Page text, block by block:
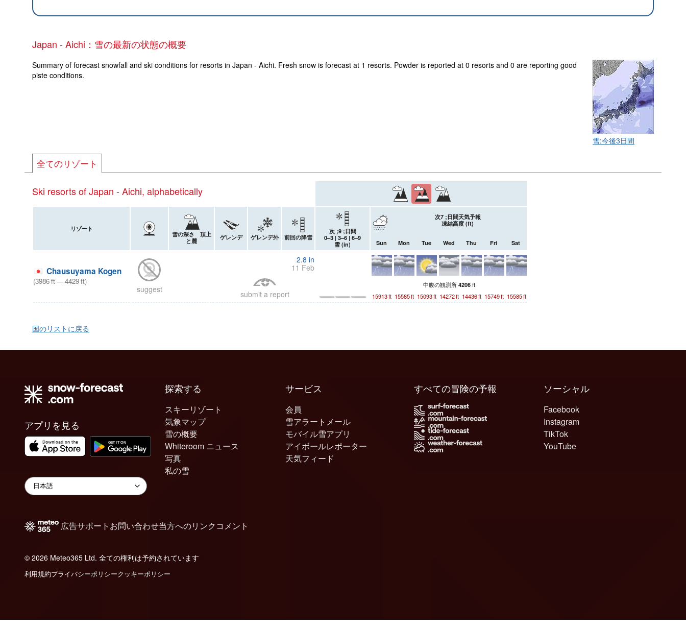
Japan - Aichi：雪の最新の状態の概要
雪:今後3日間
Summary of forecast snowfall and ski conditions for resorts in Japan - Aichi. Fresh snow is forecast at 1 resorts. Powder is reported at 0 resorts and 0 are reporting good
piste conditions.
全てのリゾート
Ski resorts of Japan - Aichi, alphabetically
リゾート
雪の深さ 頂上
と麓
ゲレンデ ゲレンデ外 前回の降雪
次 ;9 ;日間
0–3 | 3–6 | 6–9
雪 (in)
次7 ;日間天気予報
凍結高度 (ft)
Sun Mon Tue Wed Thu Fri Sat
Chausuyama Kogen
(3986ft—4429ft)
suggest
2.8 in
11 Feb
submit a report
中腹の観測所 4206 ft
15913ft 15585ft 15093ft 14272ft 14436ft 15749ft 15585ft
国のリストに戻る
アプリを見る
探索する
スキーリゾート
気象マップ
雪の概要
Whiteroom ニュース
写真
私の雪
サービス
会員
雪アラートメール
モバイル雪アプリ
アイボールレポーター
天気フィード
ソーシャル
Facebook
Instagram
TikTok
YouTube
すべての冒険の予報
広告サポート お問い合わせ当方へのリンク コメント
© 2026 Meteo365 Ltd. 全ての権利は予約されています
利用規約プライバシーポリシークッキーポリシー